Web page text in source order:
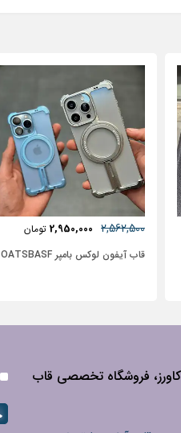
631,250
272,500 تومان
قاب گوشی آیفون 12 چوبی Bomboo
فروشگاه تخصصی قاب